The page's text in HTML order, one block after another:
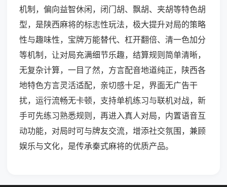
机制，偏向益智休闲，闭门胡、飘胡、夹胡等特色胡
型，是陕西麻将的标志性玩法，极大提升对局的策略
性与趣味性，宝牌万能替代、杠开翻倍、清一色加分
等机制，让对局充满细节乐趣，结算规则简单清晰，
无复杂计算，一目了然，方言配音地道纯正，陕西各
地特色方言灵活适配，亲切感十足，界面无广告干
扰，运行流畅无卡顿，支持单机练习与联机对战，新
手可先练习熟悉规则，再进入真人对局，内置语音互
动功能，对局时可与牌友交流，增添社交氛围，兼顾
娱乐与文化，是传承秦式麻将的优质产品。